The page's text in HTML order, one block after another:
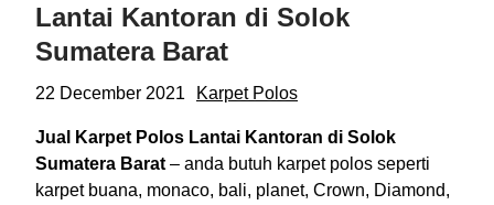
Lantai Kantoran di Solok
Sumatera Barat
22 December 2021 Karpet Polos
Jual Karpet Polos Lantai Kantoran di Solok
Sumatera Barat – anda butuh karpet polos seperti
karpet buana, monaco, bali, planet, Crown, Diamond,